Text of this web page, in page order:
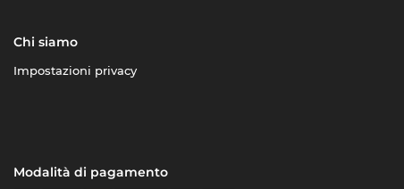
Chi siamo
Impostazioni privacy
Modalità di pagamento